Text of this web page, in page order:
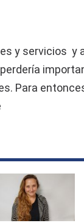
y servicios y
Para